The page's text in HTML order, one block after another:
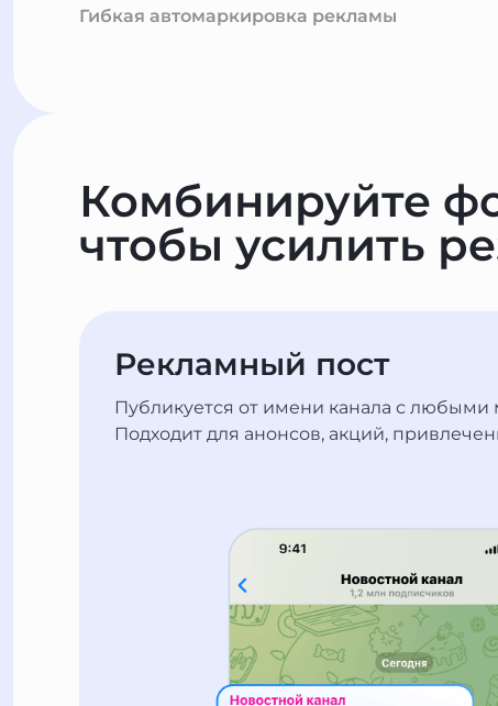
Гибкая автомаркировка рекламы
Комбинируйте
чтобы усилить
Рекламный пост
Публикуется от имени канала с любыми
Подходит для анонсов, акций,